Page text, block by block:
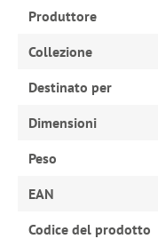
Produttore
Collezione
Destinato per
Dimensioni
Peso
EAN
Codice del prodotto